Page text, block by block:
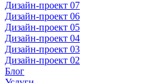
Дизайн-проект 07
Дизайн-проект 06
Дизайн-проект 05
Дизайн-проект 04
Дизайн-проект 03
Дизайн-проект 02
Блог